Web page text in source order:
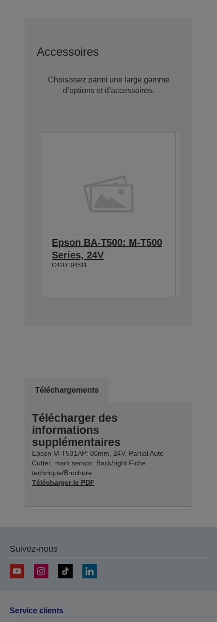
Accessoires
Choisissez parmi une large gamme
d’options et d’accessoires.
Epson BA-T500: M-T500
Series, 24V
C42D104511
Téléchargements
Télécharger des
informations
supplémentaires
Epson M-T531AP: 80mm, 24V, Partial Auto
Cutter, mark sensor: Back/right Fiche
technique/Brochure
Télécharger le PDF
Suivez-nous
Service clients